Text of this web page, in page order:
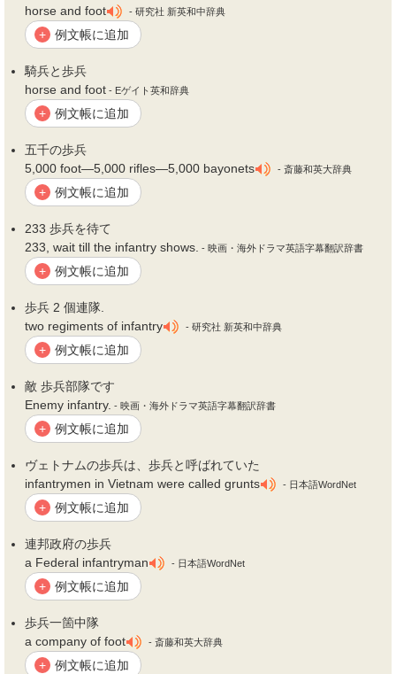
horse and foot
- 研究社 新英和中辞典
+ 例文帳に追加
騎兵と歩兵
horse and foot - Eゲイト英和辞典
+ 例文帳に追加
五千の歩兵
5,000 foot―5,000 rifles―5,000 bayonets
- 斎藤和英大辞典
+ 例文帳に追加
233 歩兵を待て
233, wait till the infantry shows. - 映画・海外ドラマ英語字幕翻訳辞書
+ 例文帳に追加
歩兵 2 個連隊.
two regiments of infantry
- 研究社 新英和中辞典
+ 例文帳に追加
敵 歩兵部隊です
Enemy infantry. - 映画・海外ドラマ英語字幕翻訳辞書
+ 例文帳に追加
ヴェトナムの歩兵は、 歩兵と呼ばれていた
infantrymen in Vietnam were called grunts
- 日本語WordNet
+ 例文帳に追加
連邦政府の歩兵
a Federal infantryman
- 日本語WordNet
+ 例文帳に追加
歩兵一箇中隊
a company of foot
- 斎藤和英大辞典
+ 例文帳に追加